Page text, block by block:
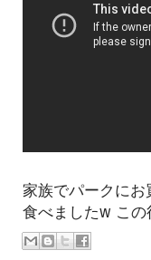
家族でパークにお
食べましたw こ